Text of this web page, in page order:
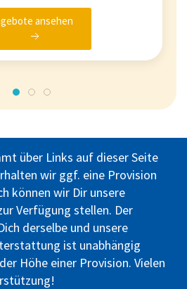
ansehen
über Links auf dieser Seite
wir ggf. eine Provision
können wir Dir unsere
Verfügung stellen. Der
derselbe und unsere
ist unabhängig
Höhe einer Provision. Vielen